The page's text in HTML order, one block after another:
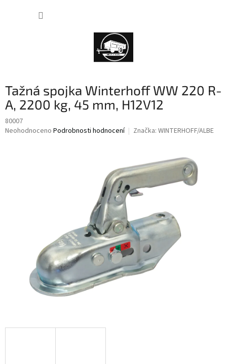
Tažná spojka Winterhoff WW 220 R-
A, 2200 kg, 45 mm, H12V12
80007
Průměrné
Neohodnoceno Podrobnosti hodnocení Značka: WINTERHOFF/ALBE